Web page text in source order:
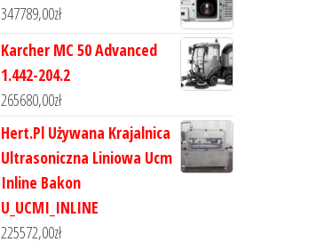
347789,00zł
Karcher MC 50 Advanced
1.442-204.2
265680,00zł
Hert.Pl Używana Krajalnica
Ultrasoniczna Liniowa Ucm
Inline Bakon
U_UCMI_INLINE
225572,00zł